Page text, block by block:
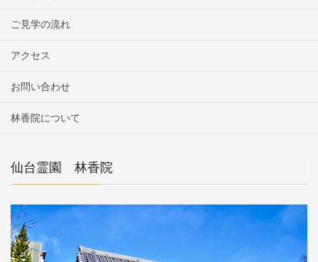
ご見学の流れ
アクセス
お問い合わせ
林香院について
仙台霊園 林香院